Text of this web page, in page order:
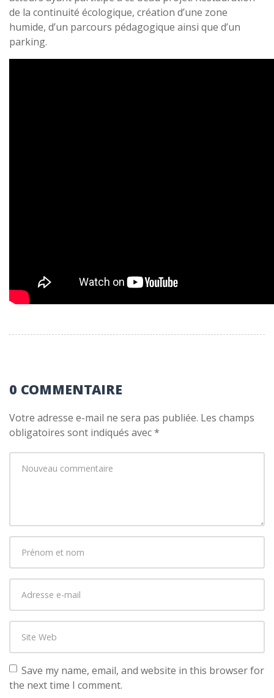
de la continuité écologique, création d’une zone
humide, d’un parcours pédagogique ainsi que d’un
parking.
0 COMMENTAIRE
Votre adresse e-mail ne sera pas publiée. Les champs
obligatoires sont indiqués avec*
commentaire*
nom*
mail
Web
Save my name, email, and website in this browser for
the next time I comment.